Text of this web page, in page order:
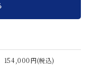
154,000円(税込)